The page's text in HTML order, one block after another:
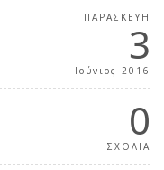
ΠΑΡΑΣΚΕΥΉ
3
Ιούνιος 2016
0
ΣΧΟΛΙΑ